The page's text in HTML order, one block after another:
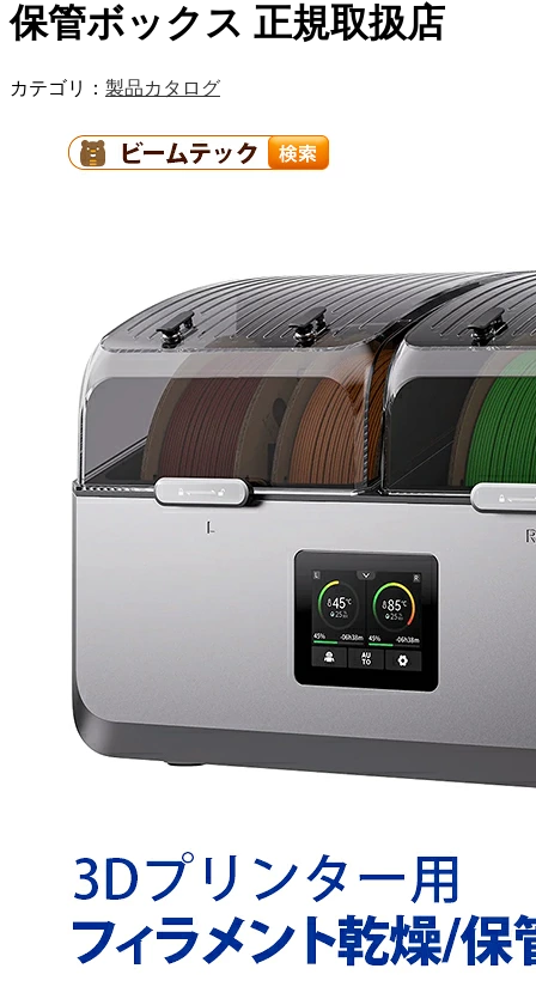
保管ボックス 正規取扱店
カテゴリ： 製品カタログ